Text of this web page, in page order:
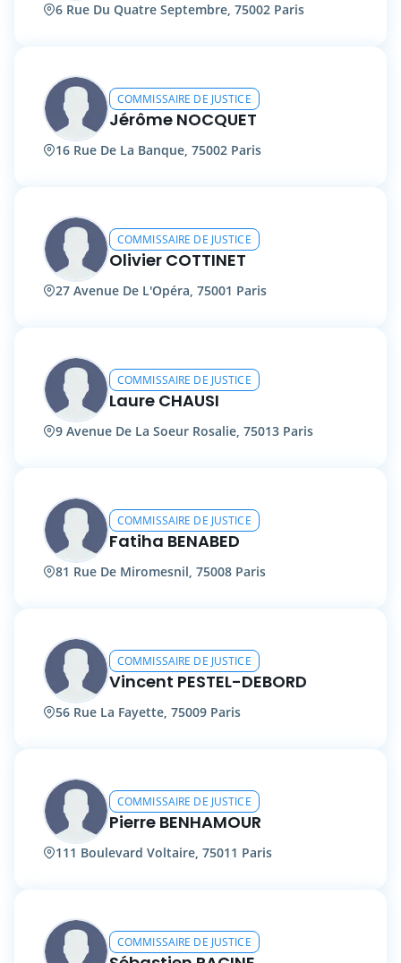
6 Rue Du Quatre Septembre, 75002 Paris
COMMISSAIRE DE JUSTICE
Jérôme NOCQUET
16 Rue De La Banque, 75002 Paris
COMMISSAIRE DE JUSTICE
Olivier COTTINET
27 Avenue De L'Opéra, 75001 Paris
COMMISSAIRE DE JUSTICE
Laure CHAUSI
9 Avenue De La Soeur Rosalie, 75013 Paris
COMMISSAIRE DE JUSTICE
Fatiha BENABED
81 Rue De Miromesnil, 75008 Paris
COMMISSAIRE DE JUSTICE
Vincent PESTEL-DEBORD
56 Rue La Fayette, 75009 Paris
COMMISSAIRE DE JUSTICE
Pierre BENHAMOUR
111 Boulevard Voltaire, 75011 Paris
COMMISSAIRE DE JUSTICE